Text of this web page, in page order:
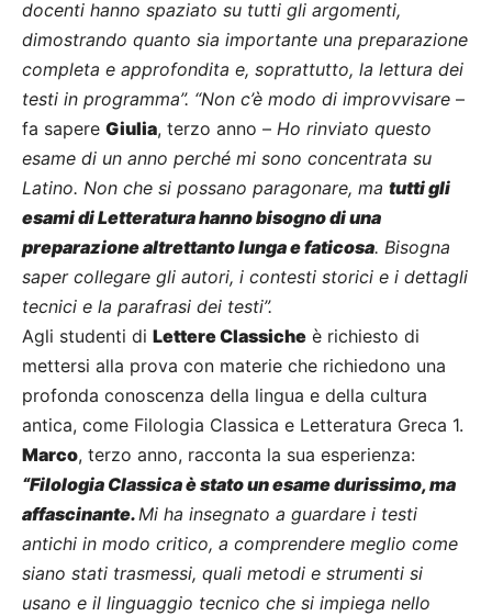
docenti hanno spaziato su tutti gli argomenti,
dimostrando quanto sia importante una preparazione
completa e approfondita e, soprattutto, la lettura dei
testi in programma”. “Non c’è modo di improvvisare –
fa sapere Giulia, terzo anno – Ho rinviato questo
esame di un anno perché mi sono concentrata su
Latino. Non che si possano paragonare, ma tutti gli
esami di Letteratura hanno bisogno di una
preparazione altrettanto lunga e faticosa. Bisogna
saper collegare gli autori, i contesti storici e i dettagli
tecnici e la parafrasi dei testi”.
Agli studenti di Lettere Classiche è richiesto di
mettersi alla prova con materie che richiedono una
profonda conoscenza della lingua e della cultura
antica, come Filologia Classica e Letteratura Greca 1.
Marco, terzo anno, racconta la sua esperienza:
“Filologia Classica è stato un esame durissimo, ma
affascinante.Mi ha insegnato a guardare i testi
antichi in modo critico, a comprendere meglio come
siano stati trasmessi, quali metodi e strumenti si
usano e il linguaggio tecnico che si impiega nello